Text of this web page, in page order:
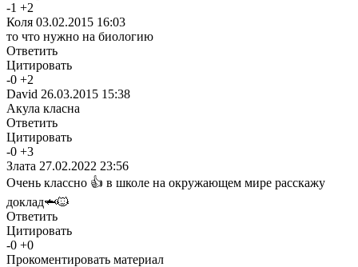
-1 +2
Коля 03.02.2015 16:03
то что нужно на биологию
Ответить
Цитировать
-0 +2
David 26.03.2015 15:38
Акула класна
Ответить
Цитировать
-0 +3
Злата 27.02.2022 23:56
Очень классно 👍 в школе на окружающем мире расскажу
доклад🦈🐱
Ответить
Цитировать
-0 +0
Прокоментировать материал